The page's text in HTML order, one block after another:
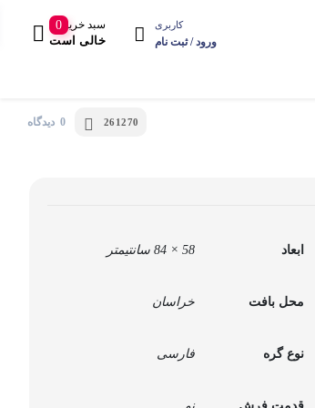
کاربری
ورود / ثبت نام
سبد خرید
خالی است
0
منظره
مینیاتور
پادری
261270 0 دیدگاه
ابعاد 58 × 84 سانتیمتر
محل بافت خراسان
نوع گره فارسی